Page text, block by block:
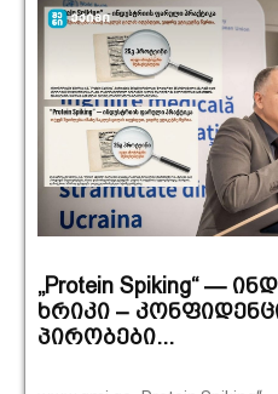
„Protein Spiking“ —
ხრიკი –
პირობები...